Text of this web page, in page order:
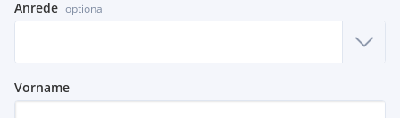
Anrede optional
Vorname